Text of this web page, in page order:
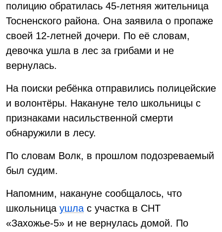
полицию обратилась 45-летняя жительница
Тосненского района. Она заявила о пропаже
своей 12-летней дочери. По её словам,
девочка ушла в лес за грибами и не
вернулась.
На поиски ребёнка отправились полицейские
и волонтёры. Накануне тело школьницы с
признаками насильственной смерти
обнаружили в лесу.
По словам Волк, в прошлом подозреваемый
был судим.
Напомним, накануне сообщалось, что
школьница ушла с участка в СНТ
«Захожье-5» и не вернулась домой. По